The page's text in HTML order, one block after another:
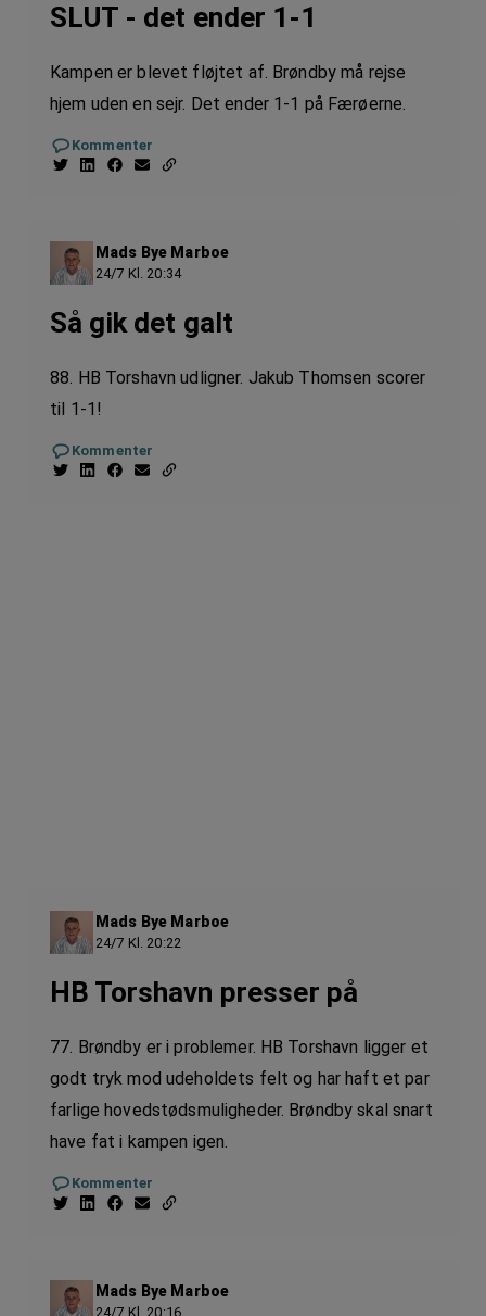
SLUT - det ender 1-1
Kampen er blevet fløjtet af. Brøndby må rejse
hjem uden en sejr. Det ender 1-1 på Færøerne.
Kommenter
24/7 Kl. 20:34
Mads Bye Marboe
Så gik det galt
88. HB Torshavn udligner. Jakub Thomsen scorer
til 1-1!
Kommenter
24/7 Kl. 20:22
Mads Bye Marboe
HB Torshavn presser på
77. Brøndby er i problemer. HB Torshavn ligger et
godt tryk mod udeholdets felt og har haft et par
farlige hovedstødsmuligheder. Brøndby skal snart
have fat i kampen igen.
Kommenter
24/7 Kl. 20:16
Mads Bye Marboe